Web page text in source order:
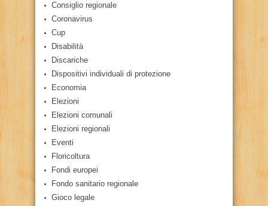
Consiglio regionale
Coronavirus
Cup
Disabilità
Discariche
Dispositivi individuali di protezione
Economia
Elezioni
Elezioni comunali
Elezioni regionali
Eventi
Floricoltura
Fondi europei
Fondo sanitario regionale
Gioco legale